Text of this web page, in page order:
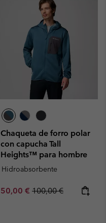
Chaqueta de forro polar
con capucha Tall
Heights™ para hombre
Hidroabsorbente
Sale price:
50,00 € Regular price:
100,00 €